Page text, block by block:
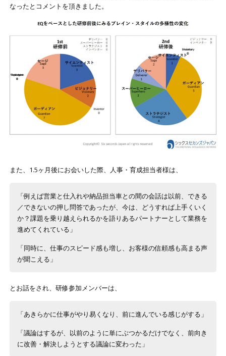
なったとコメントを頂きました。
また、1.5ヶ月後にお会いした際、人事・育成担当者様は、
「例えば営業と仕入れや納品担当車との間の会話は以前、できる
／できないの押し問答であったが、今は、どうすれば上手くいく
か？課題を乗り越えられるかを語りあるパートナーとして業務を
進めてくれている」
「同時に、仕事のスピード感も増し、お客様の信頼感も高まる声
が聞こえる」
とお話をされ、研修参加メンバーは、
「あきらかに仕事がやり易くなり、前に進んでいる感じがする」
「議論はするが、以前のように単にぶつかるだけでなく、前向き
に改善・解決しようとする議論に変わった」